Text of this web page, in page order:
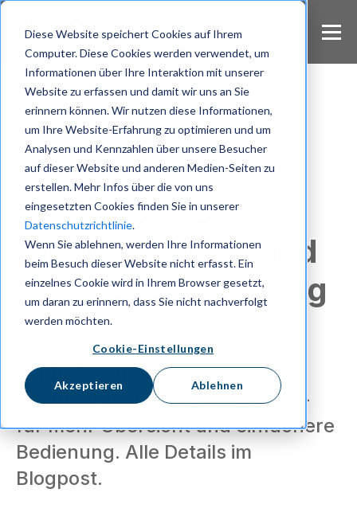
Diese Website speichert Cookies auf Ihrem
Computer. Diese Cookies werden verwendet, um
Informationen über Ihre Interaktion mit unserer
Website zu erfassen und damit wir uns an Sie
erinnern können. Wir nutzen diese Informationen,
um Ihre Website-Erfahrung zu optimieren und um
Analysen und Kennzahlen über unsere Besucher
auf dieser Website und anderen Medien-Seiten zu
erstellen. Mehr Infos über die von uns
eingesetzten Cookies finden Sie in unserer
Datenschutzrichtlinie.
Wenn Sie ablehnen, werden Ihre Informationen
beim Besuch dieser Website nicht erfasst. Ein
einzelnes Cookie wird in Ihrem Browser gesetzt,
um daran zu erinnern, dass Sie nicht nachverfolgt
werden möchten.
Cookie-Einstellungen
Akzeptieren Ablehnen
S
Publikationen
Verbesserte
Usability: Updates
für Wires Web- und
Desktopanwendung
en
Wir haben unsere
Benutzeroberfläche verändert -
für mehr Übersicht und einfachere
Bedienung. Alle Details im
Blogpost.